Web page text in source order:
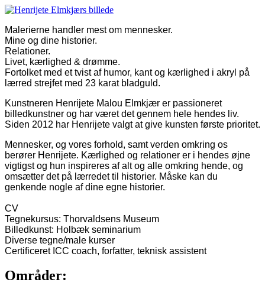
Malerierne handler mest om mennesker.
Mine og dine historier.
Relationer.
Livet, kærlighed & drømme.
Fortolket med et tvist af humor, kant og kærlighed i akryl på
lærred strejfet med 23 karat bladguld.
Kunstneren Henrijete Malou Elmkjær er passioneret
billedkunstner og har været det gennem hele hendes liv.
Siden 2012 har Henrijete valgt at give kunsten første prioritet.
Mennesker, og vores forhold, samt verden omkring os
berører Henrijete. Kærlighed og relationer er i hendes øjne
vigtigst og hun inspireres af alt og alle omkring hende, og
omsætter det på lærredet til historier. Måske kan du
genkende nogle af dine egne historier.
CV
Tegnekursus: Thorvaldsens Museum
Billedkunst: Holbæk seminarium
Diverse tegne/male kurser
Certificeret ICC coach, forfatter, teknisk assistent
Områder: